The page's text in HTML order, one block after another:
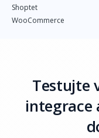
Shoptet
WooCommerce
Testujte
integrace